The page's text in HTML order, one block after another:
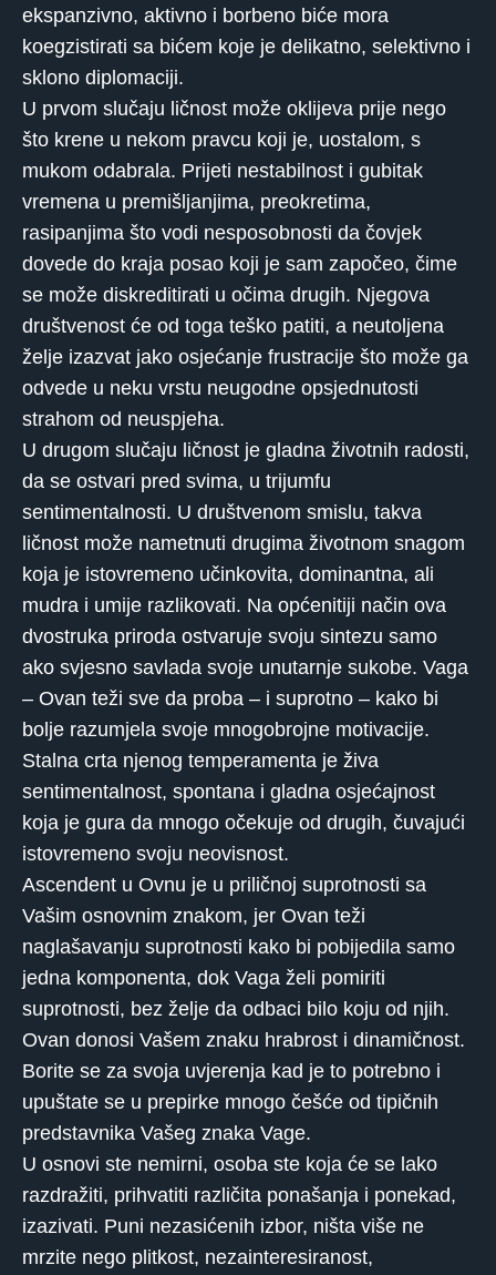
ekspanzivno, aktivno i borbeno biće mora
koegzistirati sa bićem koje je delikatno, selektivno i
sklono diplomaciji.
U prvom slučaju ličnost može oklijeva prije nego
što krene u nekom pravcu koji je, uostalom, s
mukom odabrala. Prijeti nestabilnost i gubitak
vremena u premišljanjima, preokretima,
rasipanjima što vodi nesposobnosti da čovjek
dovede do kraja posao koji je sam započeo, čime
se može diskreditirati u očima drugih. Njegova
društvenost će od toga teško patiti, a neutoljena
želje izazvat jako osjećanje frustracije što može ga
odvede u neku vrstu neugodne opsjednutosti
strahom od neuspjeha.
U drugom slučaju ličnost je gladna životnih radosti,
da se ostvari pred svima, u trijumfu
sentimentalnosti. U društvenom smislu, takva
ličnost može nametnuti drugima životnom snagom
koja je istovremeno učinkovita, dominantna, ali
mudra i umije razlikovati. Na općenitiji način ova
dvostruka priroda ostvaruje svoju sintezu samo
ako svjesno savlada svoje unutarnje sukobe. Vaga
– Ovan teži sve da proba – i suprotno – kako bi
bolje razumjela svoje mnogobrojne motivacije.
Stalna crta njenog temperamenta je živa
sentimentalnost, spontana i gladna osjećajnost
koja je gura da mnogo očekuje od drugih, čuvajući
istovremeno svoju neovisnost.
Ascendent u Ovnu je u priličnoj suprotnosti sa
Vašim osnovnim znakom, jer Ovan teži
naglašavanju suprotnosti kako bi pobijedila samo
jedna komponenta, dok Vaga želi pomiriti
suprotnosti, bez želje da odbaci bilo koju od njih.
Ovan donosi Vašem znaku hrabrost i dinamičnost.
Borite se za svoja uvjerenja kad je to potrebno i
upuštate se u prepirke mnogo češće od tipičnih
predstavnika Vašeg znaka Vage.
U osnovi ste nemirni, osoba ste koja će se lako
razdražiti, prihvatiti različita ponašanja i ponekad,
izazivati. Puni nezasićenih izbor, ništa više ne
mrzite nego plitkost, nezainteresiranost,